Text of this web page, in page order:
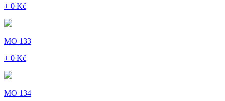
+ 0 Kč
MO 133
+ 0 Kč
MO 134